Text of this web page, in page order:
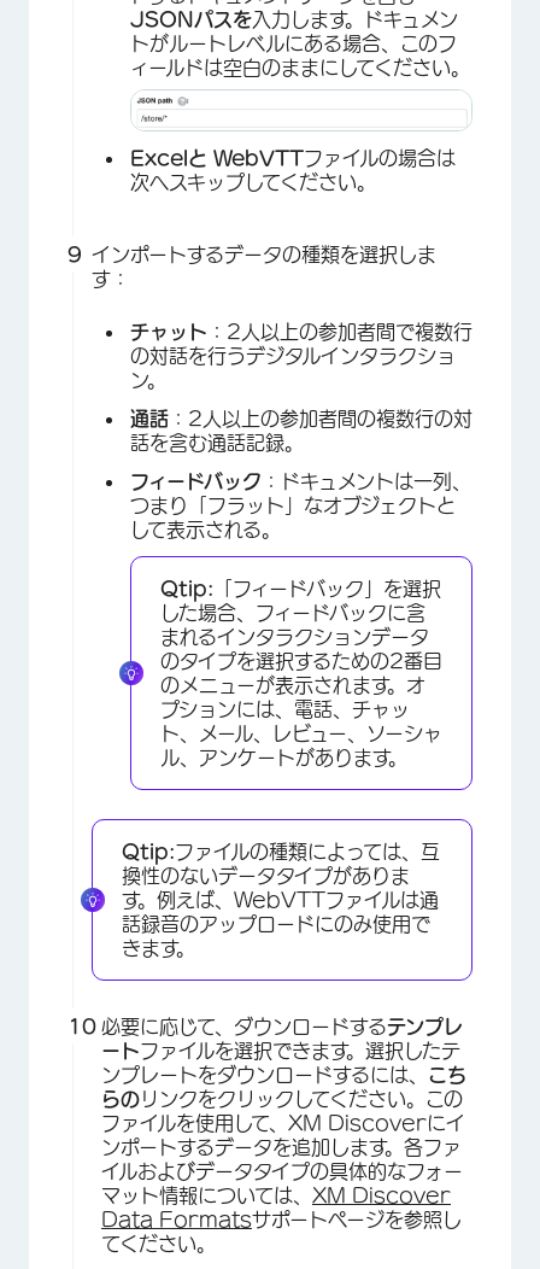
×
JSONパスを入力します。ドキュメン
トがルートレベルにある場合、このフ
ィールドは空白のままにしてください。
×
Excelと WebVTTファイルの場合は
次へスキップしてください。
インポートするデータの種類を選択しま
す：
チャット ：2人以上の参加者間で複数行
の対話を行うデジタルインタラクショ
ン。
通話 ：2人以上の参加者間の複数行の対
話を含む通話記録。
フィードバック ：ドキュメントは一列、
つまり「フラット」なオブジェクトと
して表示される。
Qtip: 「フィードバック」を選択
した場合、フィードバックに含
まれるインタラクションデータ
のタイプを選択するための2番目
のメニューが表示されます。オ
プションには、電話、チャッ
ト、メール、レビュー、ソーシャ
ル、アンケートがあります。
Qtip:ファイルの種類によっては、互
換性のないデータタイプがありま
す。例えば、WebVTTファイルは通
話録音のアップロードにのみ使用で
きます。
必要に応じて、ダウンロードするテンプレ
ートファイルを選択できます。選択したテ
ンプレートをダウンロードするには、 こち
らのリンクをクリックしてください。この
ファイルを使用して、XM Discoverにイ
ンポートするデータを追加します。各ファ
イルおよびデータタイプの具体的なフォー
マット情報については、 XM Discover
Data Formatsサポートページを参照し
てください。